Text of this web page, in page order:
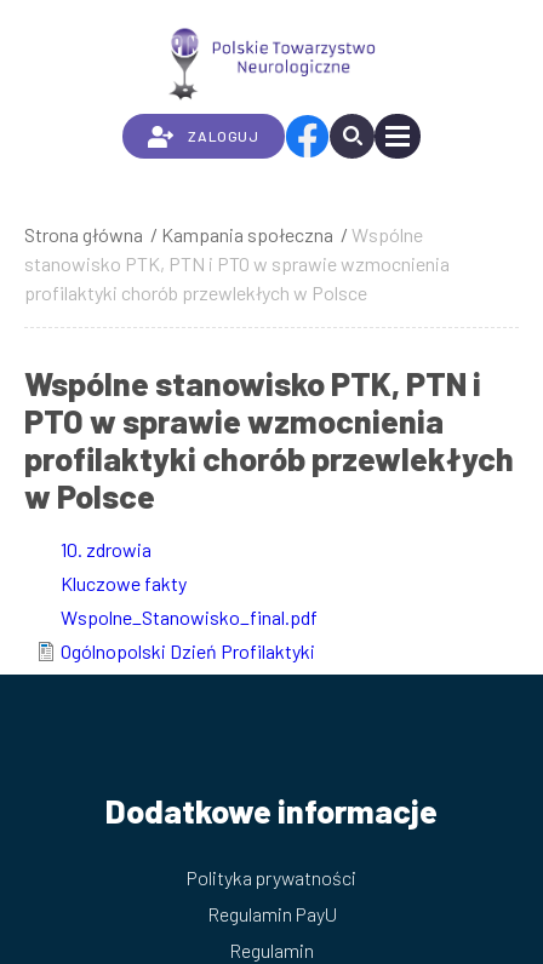
ZALOGUJ
Ścieżka
nawigacyjna
Strona główna Kampania społeczna
Wspólne
stanowisko PTK, PTN i PTO w sprawie wzmocnienia
profilaktyki chorób przewlekłych w Polsce
Wspólne stanowisko PTK, PTN i
PTO w sprawie wzmocnienia
profilaktyki chorób przewlekłych
w Polsce
10. zdrowia
Kluczowe fakty
Wspolne_Stanowisko_final.pdf
Ogólnopolski Dzień Profilaktyki
Dodatkowe informacje
Polityka prywatności
Regulamin PayU
Regulamin